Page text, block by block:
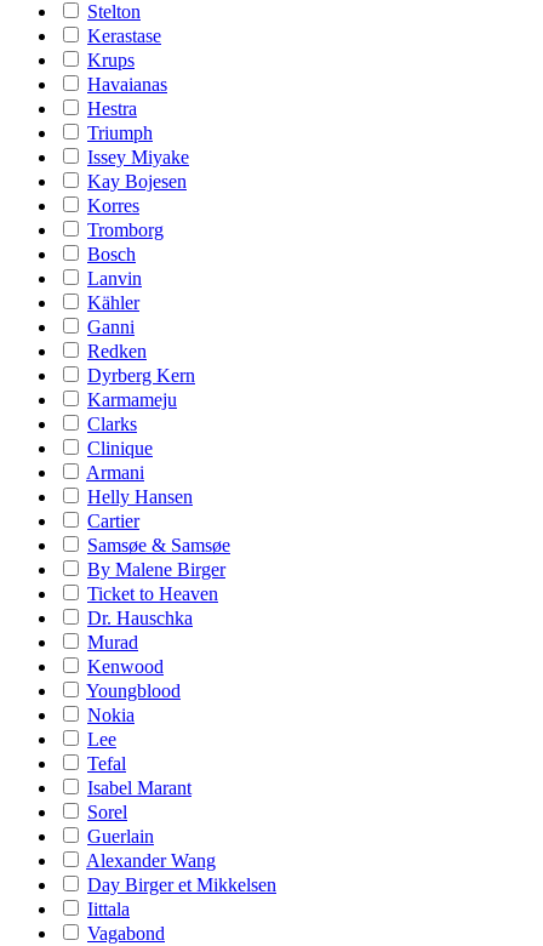
Stelton
Kerastase
Krups
Havaianas
Hestra
Triumph
Issey Miyake
Kay Bojesen
Korres
Tromborg
Bosch
Lanvin
Kähler
Ganni
Redken
Dyrberg Kern
Karmameju
Clarks
Clinique
Armani
Helly Hansen
Cartier
Samsøe & Samsøe
By Malene Birger
Ticket to Heaven
Dr. Hauschka
Murad
Kenwood
Youngblood
Nokia
Lee
Tefal
Isabel Marant
Sorel
Guerlain
Alexander Wang
Day Birger et Mikkelsen
Iittala
Vagabond